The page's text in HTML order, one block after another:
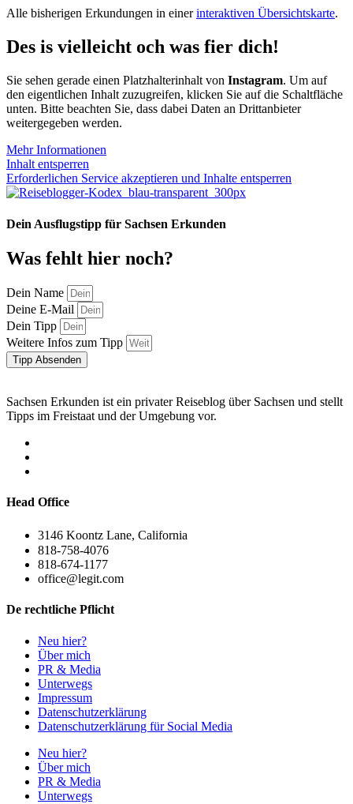
Alle bisherigen Erkundungen in einerinteraktiven Übersichtskarte.
Des is vielleicht och was fier dich!
Sie sehen gerade einen Platzhalterinhalt von Instagram. Um auf
den eigentlichen Inhalt zuzugreifen, klicken Sie auf die Schaltfläche
unten. Bitte beachten Sie, dass dabei Daten an Drittanbieter
weitergegeben werden.
Mehr Informationen
Inhalt entsperren
Erforderlichen Service akzeptieren und Inhalte entsperren
Dein Ausflugstipp für Sachsen Erkunden
Was fehlt hier noch?
Dein Name
Deine E-Mail
Dein Tipp
Weitere Infos zum Tipp
Tipp Absenden
Sachsen Erkunden ist ein privater Reiseblog über Sachsen und stellt
Tipps im Freistaat und der Umgebung vor.
Head Office
3146 Koontz Lane, California
818-758-4076
818-674-1177
office@legit.com
De rechtliche Pflicht
Neu hier?
Über mich
PR & Media
Unterwegs
Impressum
Datenschutzerklärung
Datenschutzerklärung für Social Media
Neu hier?
Über mich
PR & Media
Unterwegs